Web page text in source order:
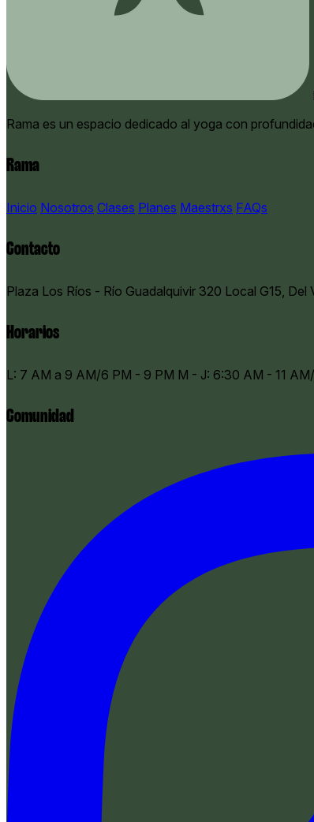
Rama es un espacio dedicado al yoga con
Rama
Inicio Nosotros Clases Planes Maestrxs FAQs
Contacto
Plaza Los Ríos - Río Guadalquivir 320 Local G15, Del
Horarios
​L: 7 AM a 9 AM/6 PM - 9 PM M - J: 6:30 AM - 11
Comunidad